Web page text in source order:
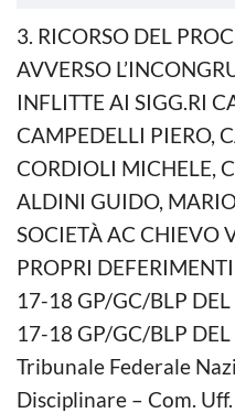
3. RICORSO DEL
AVVERSO
INFLITTE AI SIGG.RI
CAMPEDELLI PIERO,
CORDIOLI MICHELE,
ALDINI GUIDO,
SOCIETÀ AC CHIEVO
PROPRI
17-18 GP/GC/BLP
17-18 GP/GC/BLP
Tribunale Federale
Disciplinare – Com.